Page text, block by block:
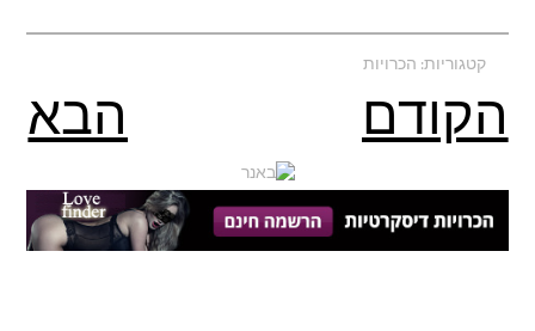
קטגוריות:הכרויות
הקודם הבא